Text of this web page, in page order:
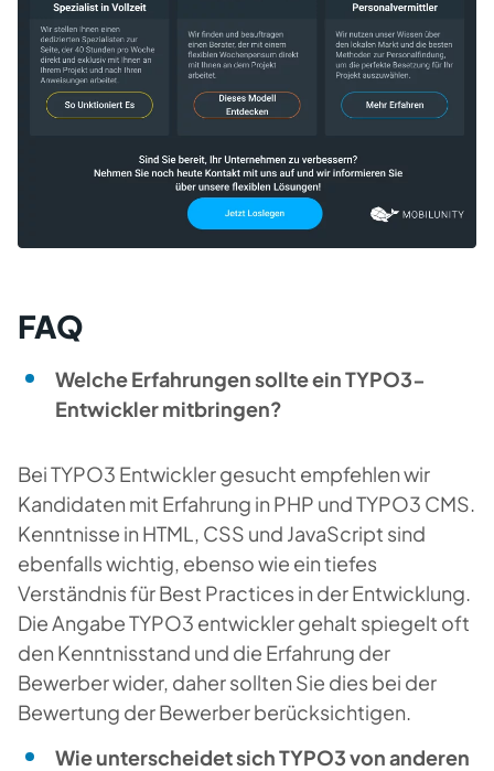
FAQ
Welche Erfahrungen sollte ein TYPO3-
Entwickler mitbringen?
Bei TYPO3 Entwickler gesucht empfehlen wir
Kandidaten mit Erfahrung in PHP und TYPO3 CMS.
Kenntnisse in HTML, CSS und JavaScript sind
ebenfalls wichtig, ebenso wie ein tiefes
Verständnis für Best Practices in der Entwicklung.
Die Angabe TYPO3 entwickler gehalt spiegelt oft
den Kenntnisstand und die Erfahrung der
Bewerber wider, daher sollten Sie dies bei der
Bewertung der Bewerber berücksichtigen.
Wie unterscheidet sich TYPO3 von anderen